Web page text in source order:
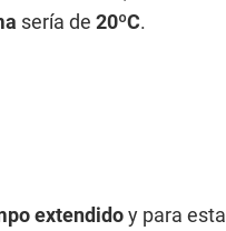
sería de 20ºC.
extendidoy para esta